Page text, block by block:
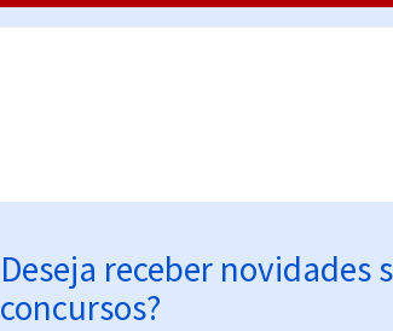
Deseja receber novidades
concursos?